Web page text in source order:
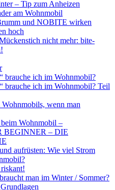
– Tip zum Anheizen
am Wohnmobil
und NOBITE wirken
hoch
nicht mehr: bite-
brauche ich im Wohnmobil?
brauche ich im Wohnmobil? Teil
wenn man
Wohnmobil –
BEGINNER – DIE
aufrüsten: Wie viel Strom
man im Winter / Sommer?